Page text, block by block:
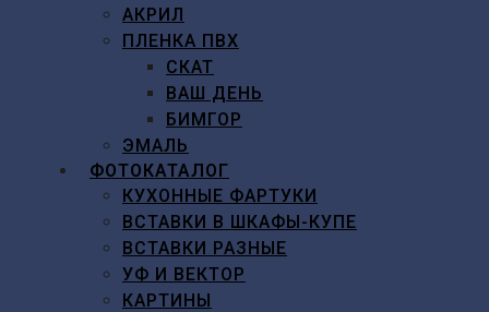
АКРИЛ
ПЛЕНКА ПВХ
СКАТ
ВАШ ДЕНЬ
БИМГОР
ЭМАЛЬ
ФОТОКАТАЛОГ
КУХОННЫЕ ФАРТУКИ
ВСТАВКИ В ШКАФЫ-КУПЕ
ВСТАВКИ РАЗНЫЕ
УФ И ВЕКТОР
КАРТИНЫ